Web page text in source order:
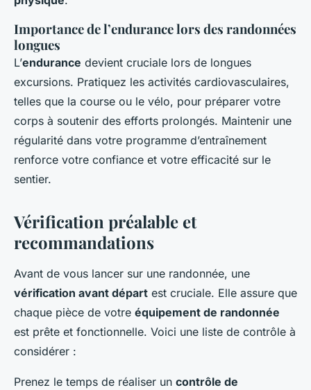
Importance de l’endurance lors des randonnées
longues
L’endurance devient cruciale lors de longues
excursions. Pratiquez les activités cardiovasculaires,
telles que la course ou le vélo, pour préparer votre
corps à soutenir des efforts prolongés. Maintenir une
régularité dans votre programme d’entraînement
renforce votre confiance et votre efficacité sur le
sentier.
Vérification préalable et
recommandations
Avant de vous lancer sur une randonnée, une
vérification avant départ est cruciale. Elle assure que
chaque pièce de votre équipement de randonnée
est prête et fonctionnelle. Voici une liste de contrôle à
considérer :
Prenez le temps de réaliser un contrôle de